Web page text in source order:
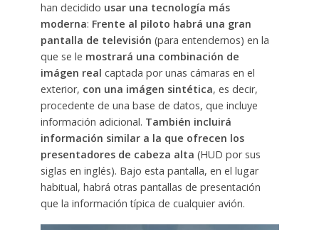
han decidido usar una tecnología más
moderna: Frente al piloto habrá una gran
pantalla de televisión (para entendernos) en la
que se le mostrará una combinación de
imágen real captada por unas cámaras en el
exterior, con una imágen sintética, es decir,
procedente de una base de datos, que incluye
información adicional. También incluirá
información similar a la que ofrecen los
presentadores de cabeza alta (HUD por sus
siglas en inglés). Bajo esta pantalla, en el lugar
habitual, habrá otras pantallas de presentación
que la información típica de cualquier avión.